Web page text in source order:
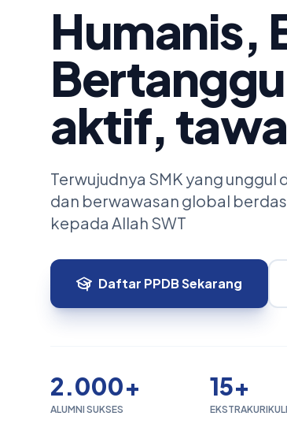
Humanis,
aktif,
Terwujudnya SMK yang
dan berwawasan global
kepada Allah SWT
Daftar PPDB Sekarang
2.000+
ALUMNI SUKSES
15+